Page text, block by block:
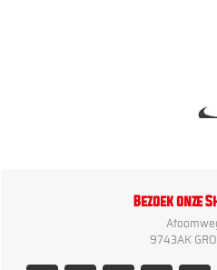
Bezoek onze
9743AK